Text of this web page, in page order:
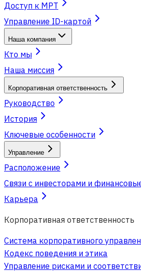
Доступ к МРТ
Управление ID-картой
Наша компания
Кто мы
Наша миссия
Корпоративная ответственность
Руководство
История
Ключевые особенности
Управление
Расположение
Связи с инвесторами и
Карьера
Корпоративная ответственность
Система корпоративного
Кодекс поведения и этика
Управление рисками и